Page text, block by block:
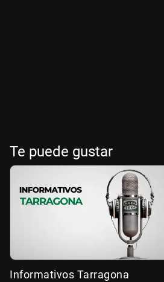
Te puede gustar
Informativos Tarragona